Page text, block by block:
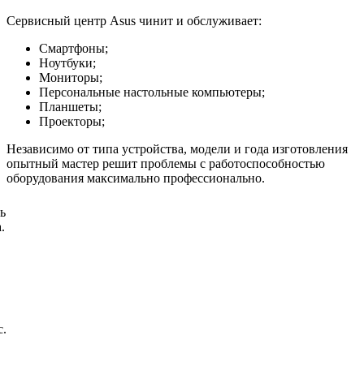
Сервисный центр Asus чинит и обслуживает:
Смартфоны;
Ноутбуки;
Мониторы;
Персональные настольные компьютеры;
Планшеты;
Проекторы;
Независимо от типа устройства, модели и года изготовления
опытный мастер решит проблемы с работоспособностью
оборудования максимально профессионально.